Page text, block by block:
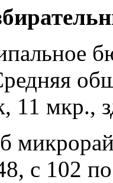
11 мкр.,
с 102